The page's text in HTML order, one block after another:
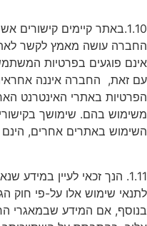
1.10.באתר קיימים
החברה עושה מאמץ לקשר
אינם פוגעים בפרטיות
עם זאת, החברה איננה
הפרטיות באתרי האינטרנט
משימוש בהם. שימושך
השימוש באתרים אחרים,
1.11. הנך זכאי לעיין
בנוסף, אם המידע שבמאגרי